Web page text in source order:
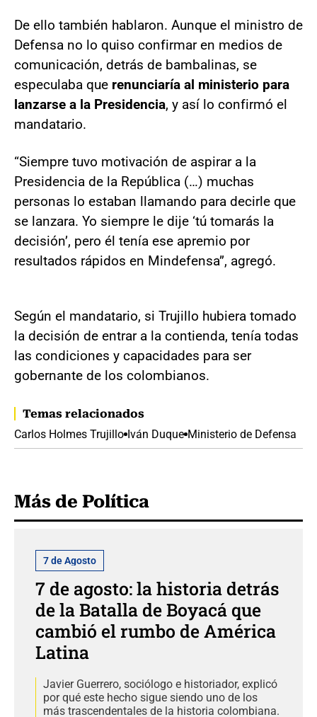
De ello también hablaron. Aunque el ministro de
Defensa no lo quiso confirmar en medios de
comunicación, detrás de bambalinas, se
especulaba que renunciaría al ministerio para
lanzarse a la Presidencia, y así lo confirmó el
mandatario.
“Siempre tuvo motivación de aspirar a la
Presidencia de la República (…) muchas
personas lo estaban llamando para decirle que
se lanzara. Yo siempre le dije ‘tú tomarás la
decisión’, pero él tenía ese apremio por
resultados rápidos en Mindefensa”, agregó.
Según el mandatario, si Trujillo hubiera tomado
la decisión de entrar a la contienda, tenía todas
las condiciones y capacidades para ser
gobernante de los colombianos.
Temas relacionados
Carlos Holmes Trujillo Iván Duque Ministerio de Defensa
Más de Política
7 de Agosto
7 de agosto: la historia detrás
de la Batalla de Boyacá que
cambió el rumbo de América
Latina
Javier Guerrero, sociólogo e historiador, explicó
por qué este hecho sigue siendo uno de los
más trascendentales de la historia colombiana.